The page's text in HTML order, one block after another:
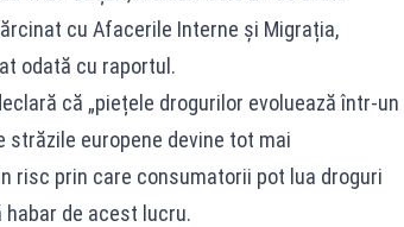
cu Afacerile Interne și Migrația,
odată cu raportul.
că „piețele drogurilor evoluează într-un
europene devine tot mai
risc prin care consumatorii pot lua droguri
de acest lucru.